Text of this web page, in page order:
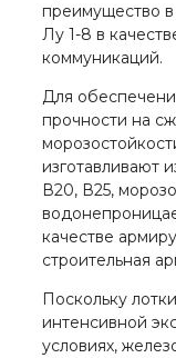
преимущество
Лу 1-8 в
коммуникаций.
Для
прочности на
изготавливают
В20, В25,
качестве
строительная
Поскольку
интенсивной
условиях,